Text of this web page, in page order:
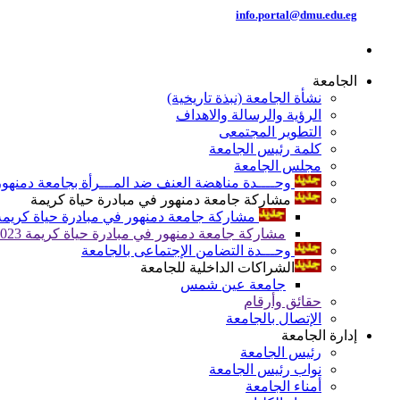
info.portal@dmu.edu.eg
الجامعة
نشأة الجامعة (نبذة تاريخية)
الرؤية والرسالة والاهداف
التطوير المجتمعى
كلمة رئيس الجامعة
مجلس الجامعة
وحــــدة مناهضة العنف ضد المـــرأة بجامعة
مشاركة جامعة دمنهور في مبادرة حياة كريمة
مشاركة جامعة دمنهور في مبادرة حياة كريمة
مشاركة جامعة دمنهور في مبادرة حياة كريمة 2023
وحـــدة التضامن الإجتماعى بالجامعة
الشراكات الداخلية للجامعة
جامعة عين شمس
حقائق وأرقام
الإتصال بالجامعة
إدارة الجامعة
رئيس الجامعة
نواب رئيس الجامعة
أمناء الجامعة